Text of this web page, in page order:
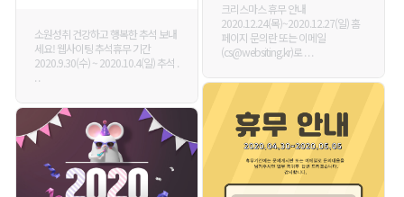
크리스마스 휴무 안내
2020.12.24(목)~2020.12.27(일) 홈
페이지 문의란 또는 이메일
(cs@websiting.kr)로 . . .
소원성취 건강하고 행복한 추석 보내
세요! 웹사이팅 추석휴무 기간
2020.9.30(수) ~ 2020.10.4(일) 추석 .
. .